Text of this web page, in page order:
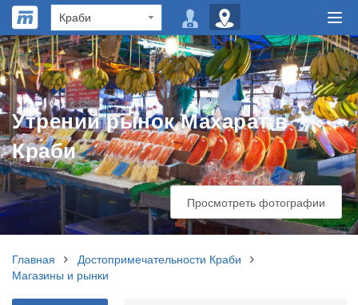
Утрений рынок Махарат в
Краби
Просмотреть фотографии
Главная
Достопримечательности Краби
Магазины и рынки